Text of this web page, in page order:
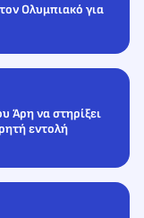
Ολυμπιακό για
Άρη να στηρίξει
εντολή